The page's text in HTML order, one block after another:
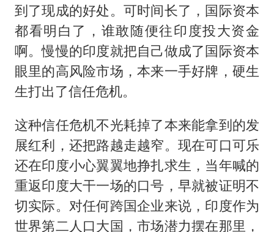
到了现成的好处。可时间长了，国际资本
都看明白了，谁敢随便往印度投大资金
啊。慢慢的印度就把自己做成了国际资本
眼里的高风险市场，本来一手好牌，硬生
生打出了信任危机。
这种信任危机不光耗掉了本来能拿到的发
展红利，还把路越走越窄。现在可口可乐
还在印度小心翼翼地挣扎求生，当年喊的
重返印度大干一场的口号，早就被证明不
切实际。对任何跨国企业来说，印度作为
世界第二人口大国，市场潜力摆在那里，